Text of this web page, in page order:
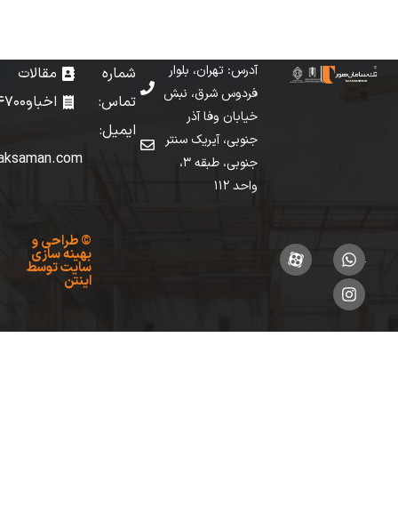
آدرس: تهران، بلوار
فردوس شرق، نبش
خیابان وفا آذر
جنوبی، آیریک سنتر
جنوبی، طبقه 3،
شماره
تماس: 02149147000
ایمیل:
info[at]taksaman.com
مقالات
اخبار
و
بهینه سازی
توسط